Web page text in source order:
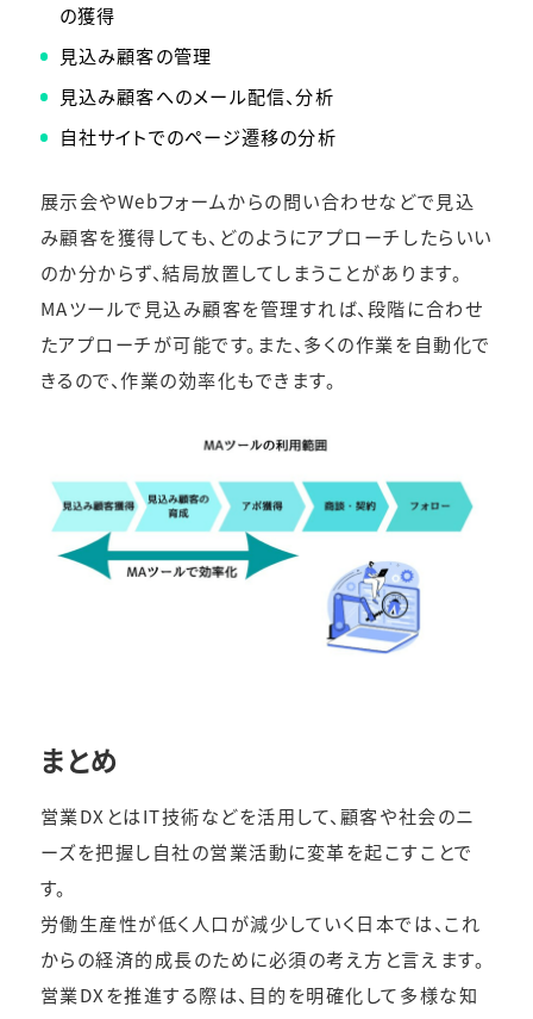
の獲得
見込み顧客の管理
見込み顧客へのメール配信、分析
自社サイトでのページ遷移の分析
展示会やWebフォームからの問い合わせなどで見込
み顧客を獲得しても、どのようにアプローチしたらいい
のか分からず、結局放置してしまうことがあります。
MAツールで見込み顧客を管理すれば、段階に合わせ
たアプローチが可能です。また、多くの作業を自動化で
きるので、作業の効率化もできます。
まとめ
営業DXとはIT技術などを活用して、顧客や社会のニ
ーズを把握し自社の営業活動に変革を起こすことで
す。
労働生産性が低く人口が減少していく日本では、これ
からの経済的成長のために必須の考え方と言えます。
営業DXを推進する際は、目的を明確化して多様な知